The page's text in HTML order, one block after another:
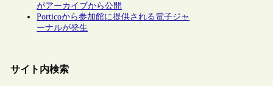
がアーカイブから公開
Porticoから参加館に提供される電子ジャ
ーナルが発生
サイト内検索